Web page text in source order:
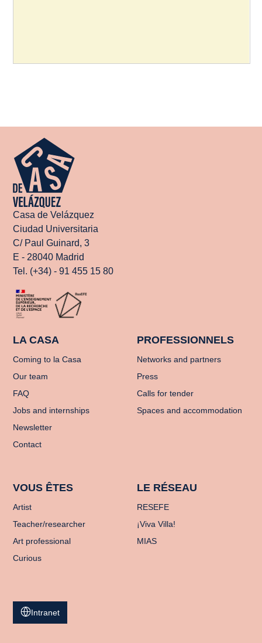
Casa de Velázquez
Ciudad Universitaria
C/ Paul Guinard, 3
E - 28040 Madrid
Tel. (+34) - 91 455 15 80
LA CASA
Coming to la Casa
Our team
FAQ
Jobs and internships
Newsletter
Contact
PROFESSIONNELS
Networks and partners
Press
Calls for tender
Spaces and accommodation
VOUS ÊTES
Artist
Teacher/researcher
Art professional
Curious
LE RÉSEAU
RESEFE
¡Viva Villa!
MIAS
Intranet